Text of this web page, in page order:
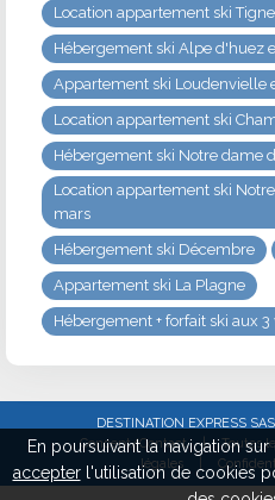
Location appartement ski
Hébergement ski Alpe d'huez
Appartement ski Loudenvielle
Location appartement ski
Hébergement ski Notre dame
Location appartement ski
mars
Hébergement ski Décembre
Appartement ski La Plagne
Hébergement + forfait ski aux 3
DESTINATION EXPRESS
Concept/Contact
| Toutes
légales
En poursuivant la navigation
accepterl'utilisation de cookies